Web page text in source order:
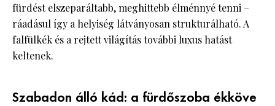
fürdést elszeparáltabb, meghittebb élménnyé tenni –
ráadásul így a helyiség látványosan strukturálható. A
falfülkék és a rejtett világítás további luxus hatást
keltenek.
Szabadon álló kád: a fürdőszoba ékköve